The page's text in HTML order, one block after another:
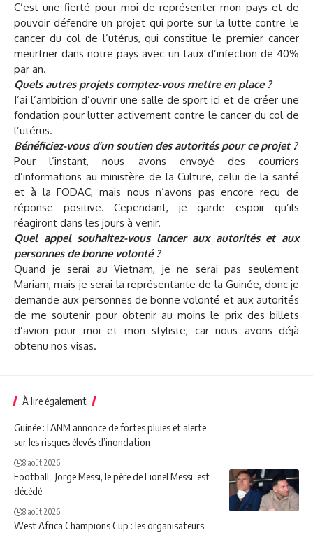
C’est une fierté pour moi de représenter mon pays et de
pouvoir défendre un projet qui porte sur la lutte contre le
cancer du col de l’utérus, qui constitue le premier cancer
meurtrier dans notre pays avec un taux d’infection de 40%
par an.
Quels autres projets comptez-vous mettre en place ?
J’ai l’ambition d’ouvrir une salle de sport ici et de créer une
fondation pour lutter activement contre le cancer du col de
l’utérus.
Bénéficiez-vous d’un soutien des autorités pour ce projet ?
Pour l’instant, nous avons envoyé des courriers
d’informations au ministère de la Culture, celui de la santé
et à la FODAC, mais nous n’avons pas encore reçu de
réponse positive. Cependant, je garde espoir qu’ils
réagiront dans les jours à venir.
Quel appel souhaitez-vous lancer aux autorités et aux
personnes de bonne volonté ?
Quand je serai au Vietnam, je ne serai pas seulement
Mariam, mais je serai la représentante de la Guinée, donc je
demande aux personnes de bonne volonté et aux autorités
de me soutenir pour obtenir au moins le prix des billets
d’avion pour moi et mon styliste, car nous avons déjà
obtenu nos visas.
À lire également
Guinée : l’ANM annonce de fortes pluies et alerte
sur les risques élevés d’inondation
8 août 2026
Football : Jorge Messi, le père de Lionel Messi, est
décédé
8 août 2026
West Africa Champions Cup : les organisateurs